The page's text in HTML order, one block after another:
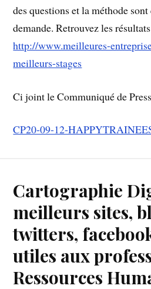
des questions et la méthode
demande. Retrouvez les
http://www.meilleures-
meilleurs-stages
Ci joint le Communiqué de
CP20-09-12-
Cartographie
meilleurs sites,
twitters,
utiles aux
Ressources